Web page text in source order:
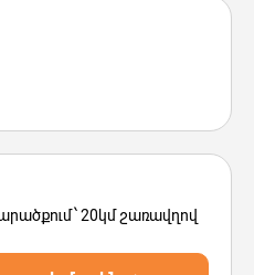
20կմ շառավղով